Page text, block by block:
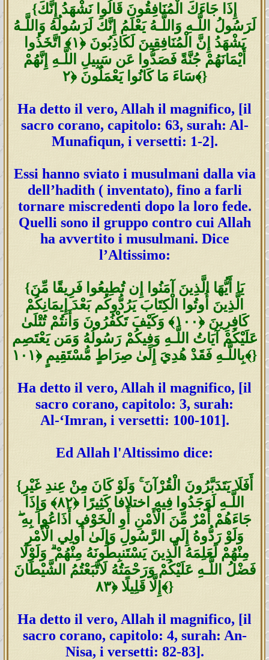
{إِذَا جَاءَكَ الْمُنَافِقُونَ قَالُوا نَشْهَدُ إِنَّكَ
لَرَ‌سُولُ اللَّـهِ وَاللَّـهُ يَعْلَمُ إِنَّكَ لَرَ‌سُولُهُ وَاللَّـهُ
يَشْهَدُ إِنَّ الْمُنَافِقِينَ لَكَاذِبُونَ ﴿١﴾ اتَّخَذُوا
أَيْمَانَهُمْ جُنَّةً فَصَدُّوا عَن سَبِيلِ اللَّـهِ إِنَّهُمْ
سَاءَ مَا كَانُوا يَعْمَلُونَ ﴿٢﴾}
Ha detto il vero, Allah il magnifico, [il
sacro corano, capitolo: 63, surah: Al-
Munafiqun, i versetti: 1-2].
Essi hanno sviato i musulmani dalla via
dell’hadith ( inventato), fino a farli
tornare miscredenti dopo la loro fede.
Quelli sono il gruppo contro cui Allah
ha avvertito i musulmani. Dice
l’Altissimo:
{يَا أَيُّهَا الَّذِينَ آمَنُوا إِن تُطِيعُوا فَرِ‌يقًا مِّنَ
الَّذِينَ أُوتُوا الْكِتَابَ يَرُ‌دُّوكُم بَعْدَ إِيمَانِكُمْ
كَافِرِ‌ينَ ﴿١٠٠﴾ وَكَيْفَ تَكْفُرُ‌ونَ وَأَنتُمْ تُتْلَىٰ
عَلَيْكُمْ آيَاتُ اللَّـهِ وَفِيكُمْ رَ‌سُولُهُ وَمَن يَعْتَصِم
بِاللَّـهِ فَقَدْ هُدِيَ إِلَىٰ صِرَ‌اطٍ مُّسْتَقِيمٍ ﴿١٠١﴾}
Ha detto il vero, Allah il magnifico, [il
sacro corano, capitolo: 3, surah:
Al-‘Imran, i versetti: 100-101].
Ed Allah l'Altissimo dice:
{أَفَلَا يَتَدَبَّرُ‌ونَ الْقُرْ‌آنَ ۚ وَلَوْ كَانَ مِنْ عِندِ غَيْرِ‌
اللَّـهِ لَوَجَدُوا فِيهِ اختلافا كَثِيرً‌ا ﴿٨٢﴾ وَإِذَا
جَاءَهُمْ أَمْرٌ‌ مِّنَ الْأَمْنِ أَوِ الْخَوْفِ أَذَاعُوا بِهِ ۖ
وَلَوْ رَ‌دُّوهُ إِلَى الرَّ‌سُولِ وَإِلَىٰ أُولِي الْأَمْرِ‌
مِنْهُمْ لَعَلِمَهُ الَّذِينَ يَسْتَنبِطُونَهُ مِنْهُمْ ۗ وَلَوْلَا
فَضْلُ اللَّـهِ عَلَيْكُمْ وَرَ‌حْمَتُهُ لَاتَّبَعْتُمُ الشَّيْطَانَ
إِلَّا قَلِيلًا ﴿٨٣﴾}
Ha detto il vero, Allah il magnifico, [il
sacro corano, capitolo: 4, surah: An-
Nisa, i versetti: 82-83].